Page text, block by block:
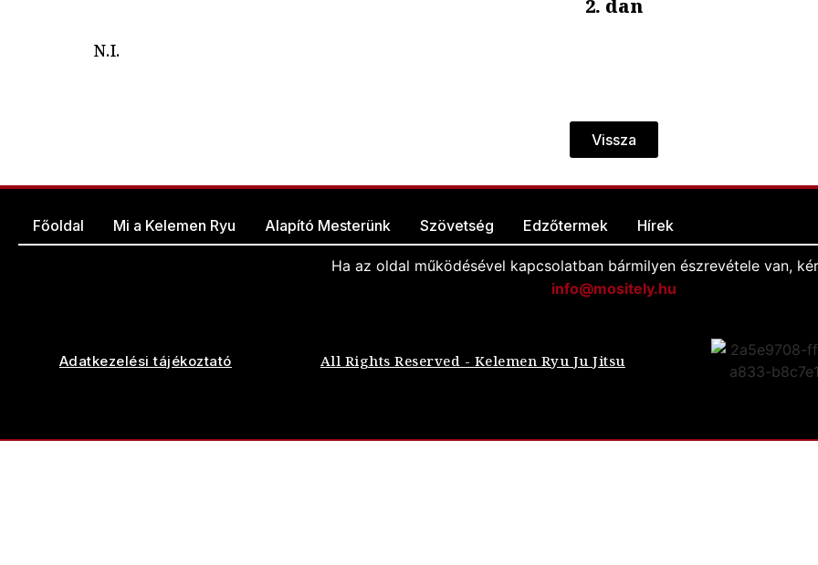
2. dan
N.I.
Vissza
Főoldal Mi a Kelemen Ryu Alapító Mesterünk Szövetség Edzőtermek Hírek
Ha az oldal működésével kapcsolatban bármilyen észrevétele van,
info@mositely.hu
Adatkezelési tájékoztató All Rights Reserved - Kelemen Ryu Ju Jitsu